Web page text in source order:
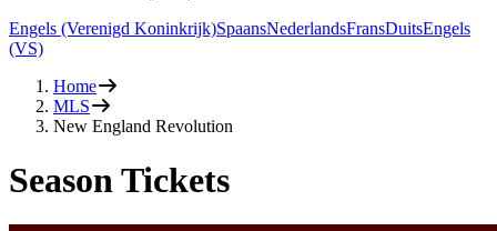
Engels (Verenigd Koninkrijk)SpaansNederlandsFransDuitsEngels
(VS)
Home
MLS
New England Revolution
Season Tickets